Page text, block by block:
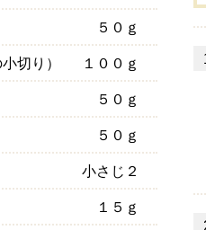
５０ｇ
切り） １００ｇ
５０ｇ
５０ｇ
小さじ２
１５ｇ